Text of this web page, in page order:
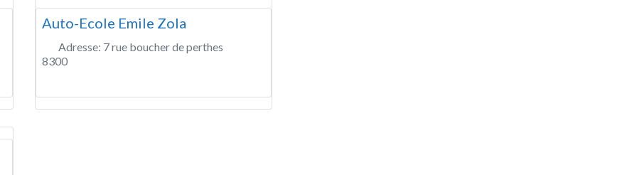
Auto-Ecole Emile Zola
Adresse: 7 rue boucher de perthes
8300